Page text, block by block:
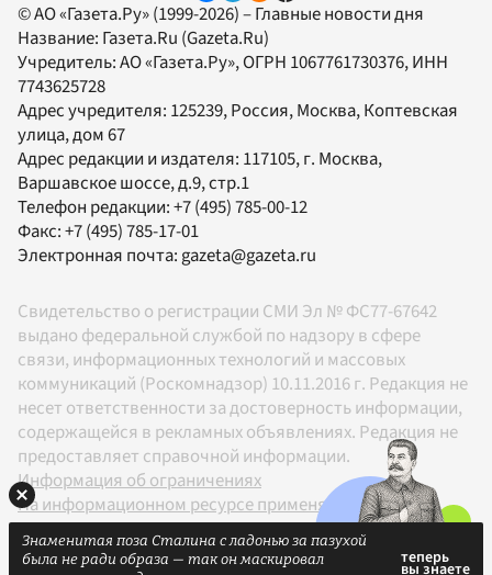
© АО «Газета.Ру» (1999-2026) – Главные новости дня
Название: Газета.Ru (Gazeta.Ru)
Учредитель:АО «Газета.Ру», ОГРН 1067761730376, ИНН
7743625728
Адрес учредителя: 125239, Россия, Москва, Коптевская
улица, дом 67
Адрес редакции и издателя: 117105, г. Москва,
Варшавское шоссе, д.9, стр.1
Телефон редакции:+7 (495) 785-00-12
Факс:+7 (495) 785-17-01
Электронная почта:gazeta@gazeta.ru
Свидетельство о регистрации СМИ Эл № ФС77-67642
выдано федеральной службой по надзору в сфере
связи, информационных технологий и массовых
коммуникаций (Роскомнадзор) 10.11.2016 г. Редакция не
несет ответственности за достоверность информации,
содержащейся в рекламных объявлениях. Редакция не
предоставляет справочной информации.
Информация об ограничениях
На информационном ресурсе применяются
рекомендательные технологии в соответствии с
Правилами
Знаменитая поза Сталина с ладонью за пазухой
была не ради образа — так он маскировал